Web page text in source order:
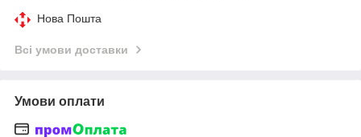
Нова Пошта
Всі умови доставки
Умови оплати